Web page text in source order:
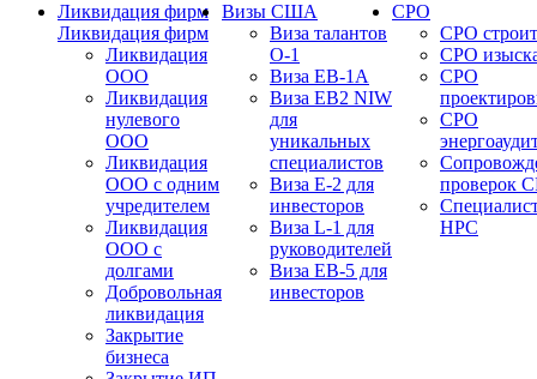
Ликвидация фирм
Ликвидация фирм
Ликвидация
ООО
Ликвидация
нулевого
ООО
Ликвидация
ООО с одним
учредителем
Ликвидация
ООО с
долгами
Добровольная
ликвидация
Закрытие
бизнеса
Визы США
Виза талантов
О-1
Виза EB-1A
Виза EB2 NIW
для
уникальных
специалистов
Виза E-2 для
инвесторов
Виза L-1 для
руководителей
Виза EB-5 для
инвесторов
СРО
СРО
СРО
СРО
СРО
проверок
НРС